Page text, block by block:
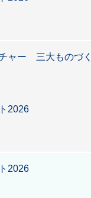
ャー 三大ものづ
2026
2026